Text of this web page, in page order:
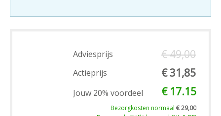
Adviesprijs € 49,00
Actieprijs € 31,85
Jouw 20% voordeel € 17.15
Bezorgkosten normaal € 29,00